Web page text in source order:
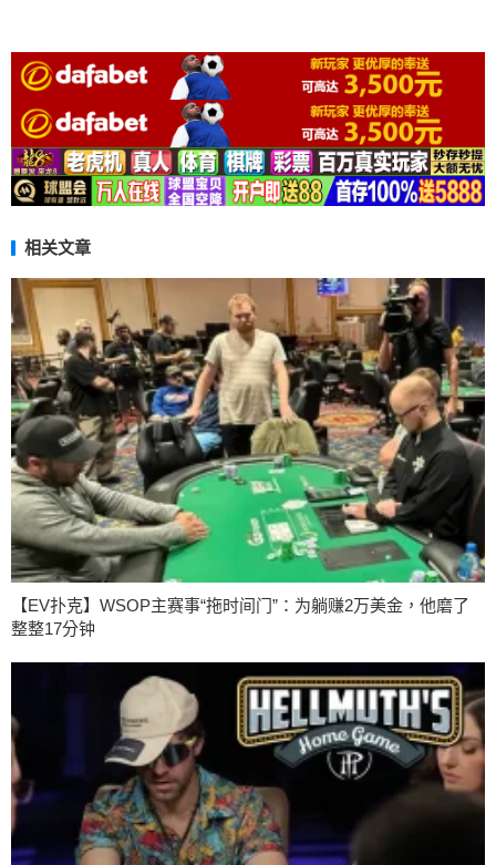
相关文章
【EV扑克】WSOP主赛事“拖时间门”：为躺赚2万美金，他磨了
整整17分钟